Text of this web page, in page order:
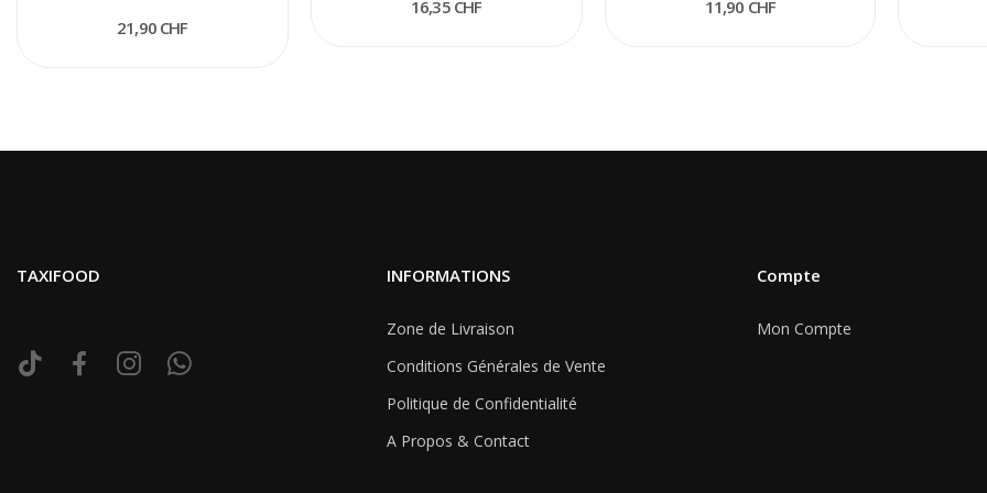
21,90 CHF
16,35 CHF 11,90 CHF
TAXIFOOD INFORMATIONS
Zone de Livraison
Conditions Générales de Vente
Politique de Confidentialité
A Propos & Contact
Compte
Mon Compte